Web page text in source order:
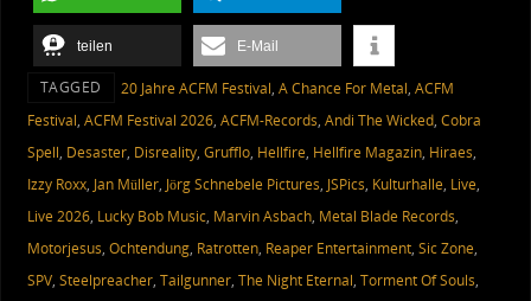
teilen E-Mail
TAGGED 20 Jahre ACFM Festival, A Chance For Metal, ACFM
Festival, ACFM Festival 2026, ACFM-Records, Andi The Wicked, Cobra
Spell, Desaster, Disreality, Grufflo, Hellfire, Hellfire Magazin, Hiraes,
Izzy Roxx, Jan Müller, Jörg Schnebele Pictures, JSPics, Kulturhalle, Live,
Live 2026, Lucky Bob Music, Marvin Asbach, Metal Blade Records,
Motorjesus, Ochtendung, Ratrotten, Reaper Entertainment, Sic Zone,
SPV, Steelpreacher, Tailgunner, The Night Eternal, Torment Of Souls,